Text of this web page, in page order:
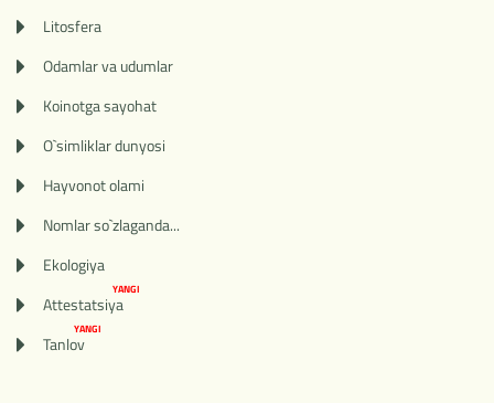
Litosfera
Odamlar va udumlar
Koinotga sayohat
O`simliklar dunyosi
Hayvonot olami
Nomlar so`zlaganda...
Ekologiya
Attestatsiya
YANGI
Tanlov
YANGI